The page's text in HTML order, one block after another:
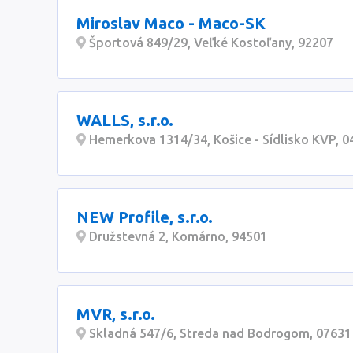
Miroslav Maco - Maco-SK
Športová 849/29, Veľké Kostoľany, 92207
WALLS, s.r.o.
Hemerkova 1314/34, Košice - Sídlisko KVP,
NEW Profile, s.r.o.
Družstevná 2, Komárno, 94501
MVR, s.r.o.
Skladná 547/6, Streda nad Bodrogom, 07631